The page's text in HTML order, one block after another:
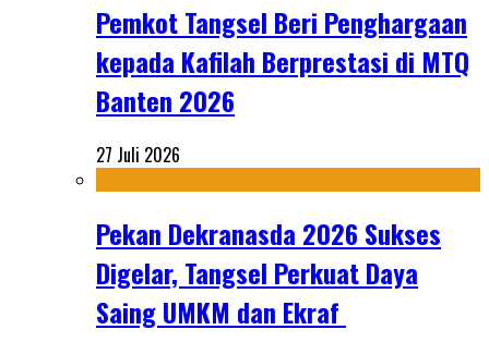
Pemkot Tangsel Beri Penghargaan
kepada Kafilah Berprestasi di MTQ
Banten 2026
27 Juli 2026
Pekan Dekranasda 2026 Sukses
Digelar, Tangsel Perkuat Daya
Saing UMKM dan Ekraf